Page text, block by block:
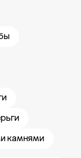
камнями